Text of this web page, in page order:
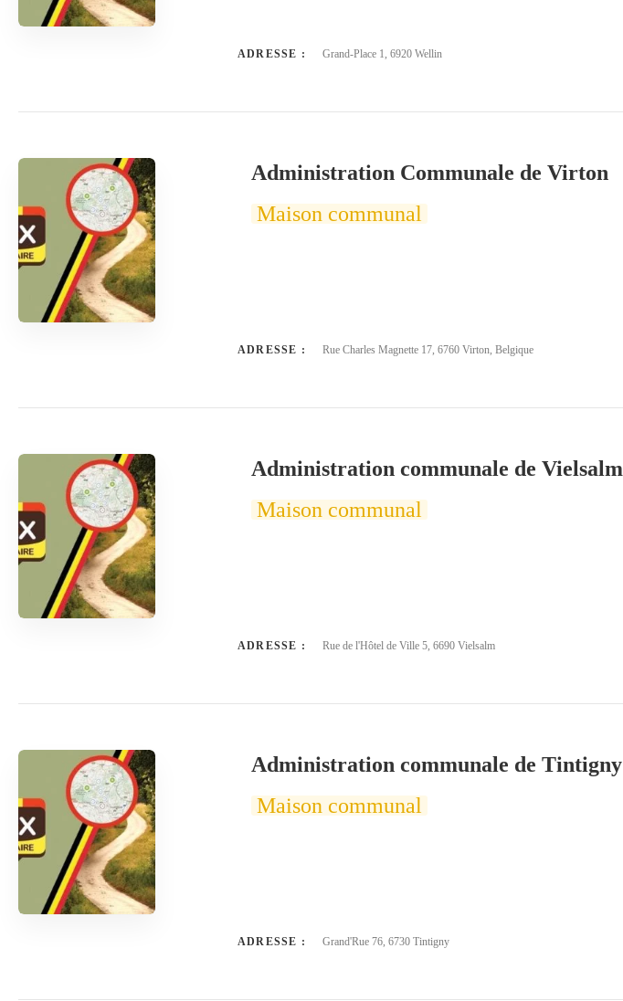
ADRESSE : Grand-Place 1, 6920 Wellin
Administration Communale de Virton
Maison communal
ADRESSE : Rue Charles Magnette 17, 6760 Virton, Belgique
Administration communale de Vielsalm
Maison communal
ADRESSE : Rue de l'Hôtel de Ville 5, 6690 Vielsalm
Administration communale de Tintigny
Maison communal
ADRESSE : Grand'Rue 76, 6730 Tintigny